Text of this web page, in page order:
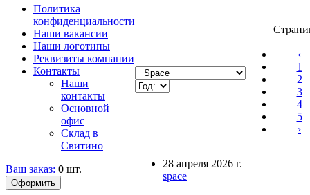
Политика
конфиденциальности
Наши вакансии
Наши логотипы
Реквизиты компании
Контакты
Наши
контакты
Основной
офис
Склад в
Свитино
Ваш заказ: 0 шт.
‹
1
2
3
4
5
›
28 апреля 2026 г.
space